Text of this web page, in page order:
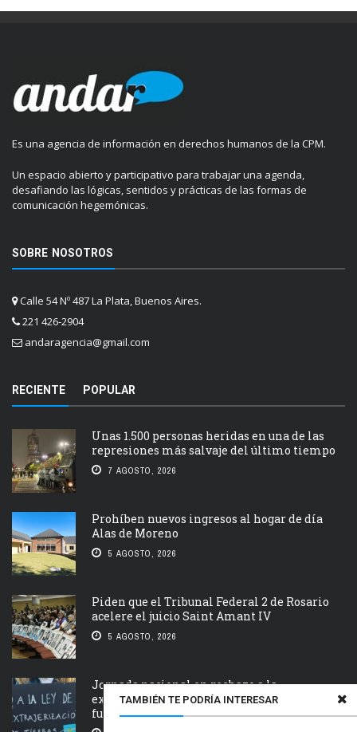
TAMBIÉN TE PODRÍA INTERESAR
Es una agencia de información en derechos humanos de la CPM.
Un espacio abierto y participativo para trabajar una agenda,
desafiando las lógicas, sentidos y prácticas de las formas de
comunicación hegemónicas.
SOBRE NOSOTROS
Calle 54 Nº 487 La Plata, Buenos Aires.
221 426-2904
andaragencia@gmail.com
RECIENTE POPULAR
Unas 1.500 personas heridas en una de las
represiones más salvaje del último tiempo
7 AGOSTO, 2026
Prohíben nuevos ingresos al hogar de día
Alas de Moreno
5 AGOSTO, 2026
Piden que el Tribunal Federal 2 de Rosario
acelere el juicio Saint Amant IV
5 AGOSTO, 2026
Jornada nacional en rechazo a la
extranjerización de tierras, manejo del
fuego y desalojos